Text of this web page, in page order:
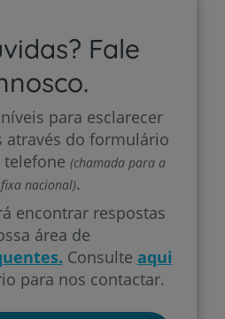
Fale
para esclarecer
através do formulário
(chamada para a
nacional).
encontrar respostas
área de
Consulte aqui
para nos contactar.